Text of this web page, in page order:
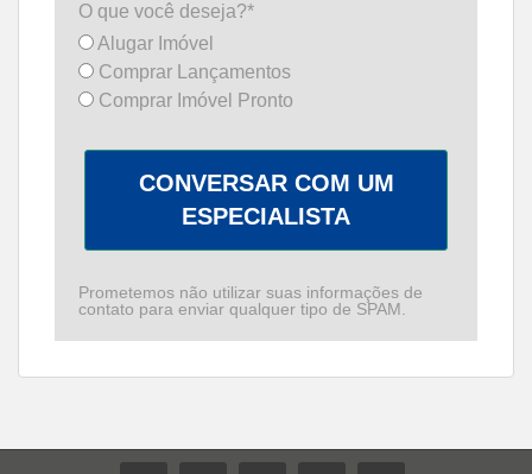
O que você deseja?*
Alugar Imóvel
Comprar Lançamentos
Comprar Imóvel Pronto
CONVERSAR COM UM
ESPECIALISTA
Prometemos não utilizar suas informações de
contato para enviar qualquer tipo de SPAM.